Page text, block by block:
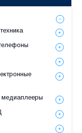
медиаплееры